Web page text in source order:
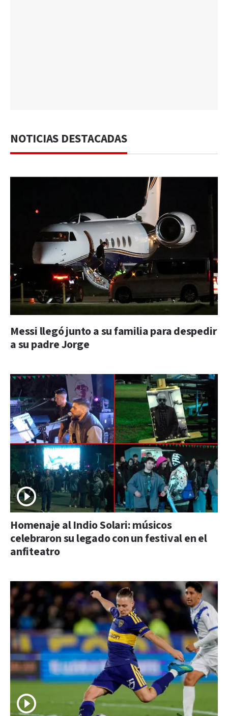
NOTICIAS DESTACADAS
Messi llegó junto a su familia para despedir
a su padre Jorge
Homenaje al Indio Solari: músicos
celebraron su legado con un festival en el
anfiteatro